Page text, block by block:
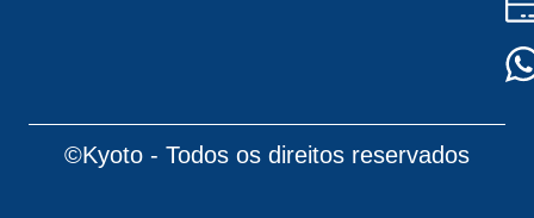
©Kyoto - Todos os direitos reservados